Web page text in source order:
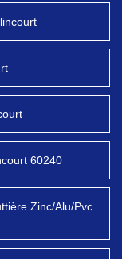
60240
Zinc/Alu/Pvc